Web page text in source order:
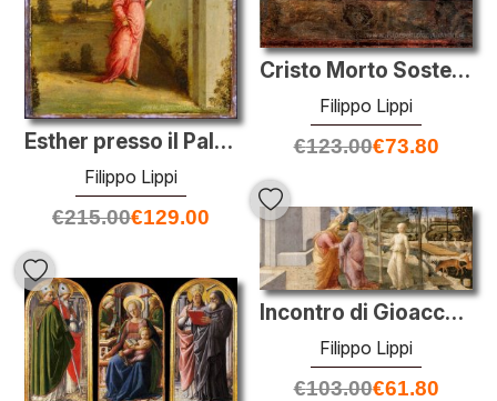
Cristo Morto Sostenuto da Maria e San Giovanni Evangelista
Filippo Lippi
€123.00€73.80
Esther presso il Palace Gate
Filippo Lippi
€215.00€129.00
Incontro di Gioacchino e Anna alla Porta Aurea
Filippo Lippi
€103.00€61.80